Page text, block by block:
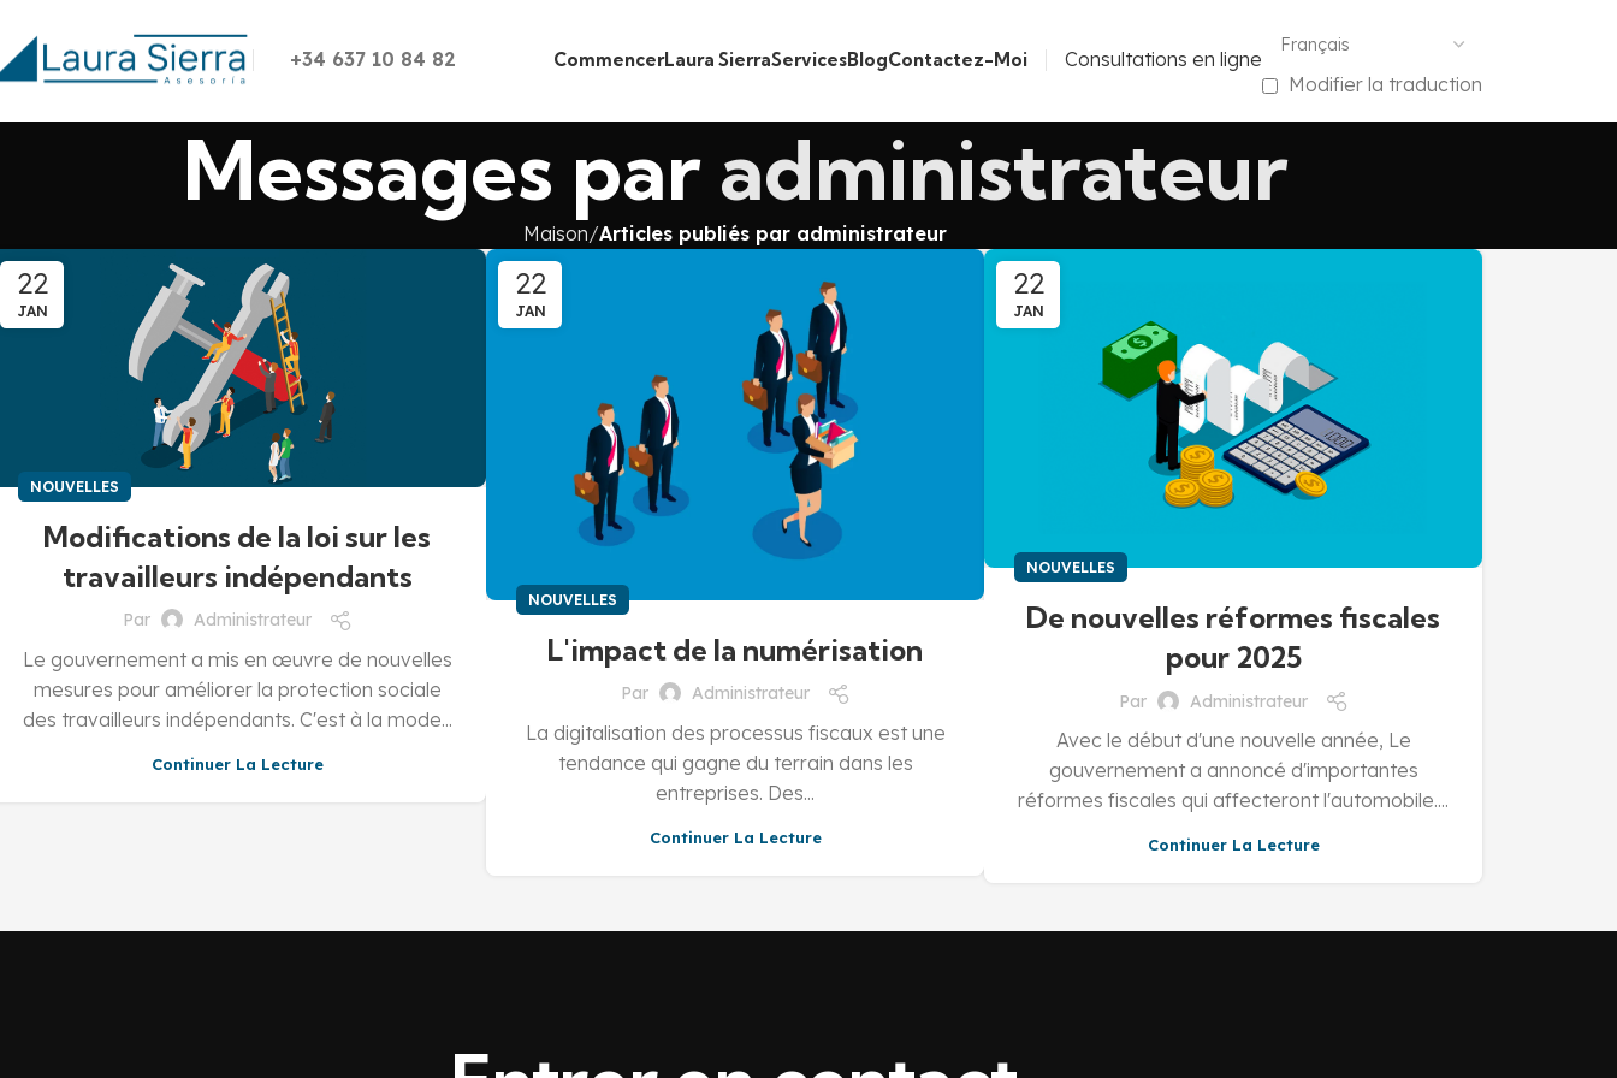
+34 637 10 84 82 CommencerLaura SierraServicesBlogContactez-Moi
Consultations en ligne
Modifier la traduction
Messages par administrateur
Maison Articles publiés par administrateur
22
JAN
NOUVELLES
Modifications de la loi sur les
travailleurs indépendants
Par Administrateur
Le gouvernement a mis en œuvre de nouvelles
mesures pour améliorer la protection sociale
des travailleurs indépendants. C'est à la mode...
Continuer La Lecture
22
JAN
NOUVELLES
L'impact de la numérisation
Par Administrateur
La digitalisation des processus fiscaux est une
tendance qui gagne du terrain dans les
entreprises. Des...
Continuer La Lecture
22
JAN
NOUVELLES
De nouvelles réformes fiscales
pour 2025
Par Administrateur
Avec le début d'une nouvelle année, Le
gouvernement a annoncé d'importantes
réformes fiscales qui affecteront l'automobile....
Continuer La Lecture